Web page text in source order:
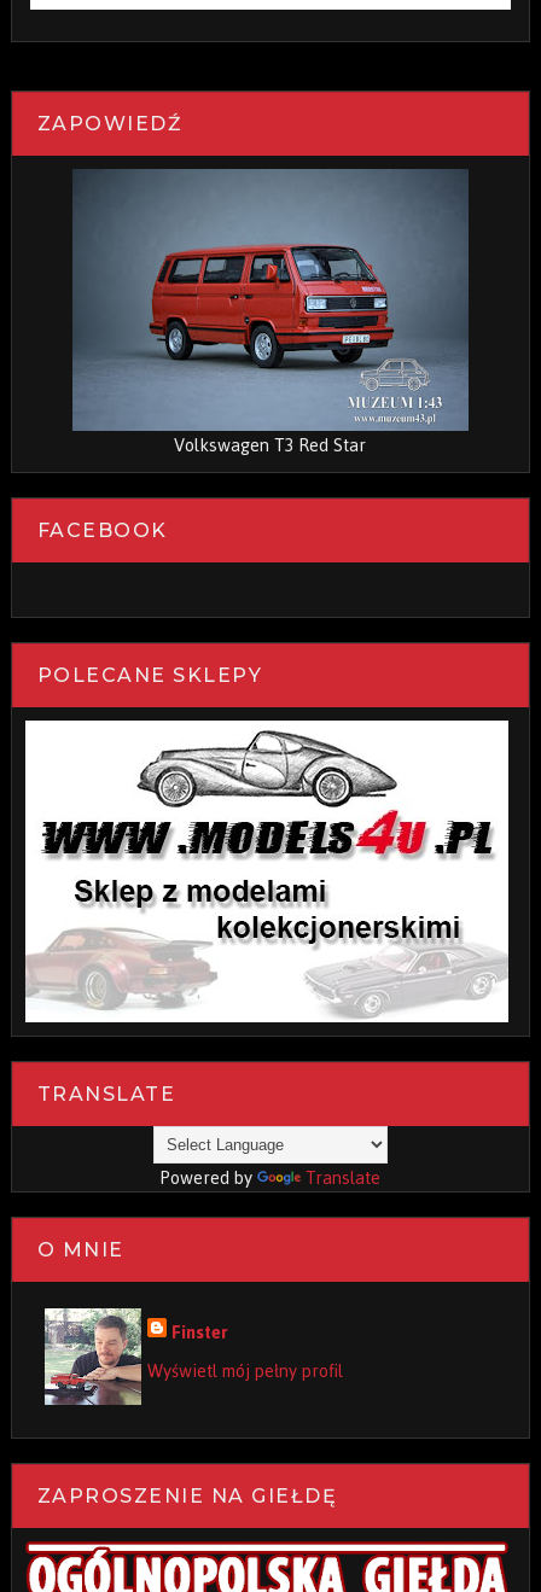
ZAPOWIEDŹ
Volkswagen T3 Red Star
FACEBOOK
POLECANE SKLEPY
TRANSLATE
Powered by Translate
O MNIE
Finster
Wyświetl mój pełny profil
ZAPROSZENIE NA GIEŁDĘ